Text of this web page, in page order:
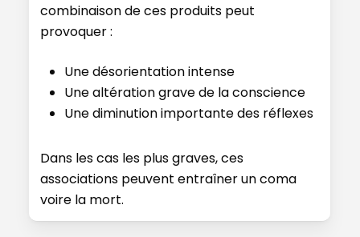
combinaison de ces produits peut
provoquer :
Une désorientation intense
Une altération grave de la conscience
Une diminution importante des réflexes
Dans les cas les plus graves, ces
associations peuvent entraîner un coma
voire la mort.